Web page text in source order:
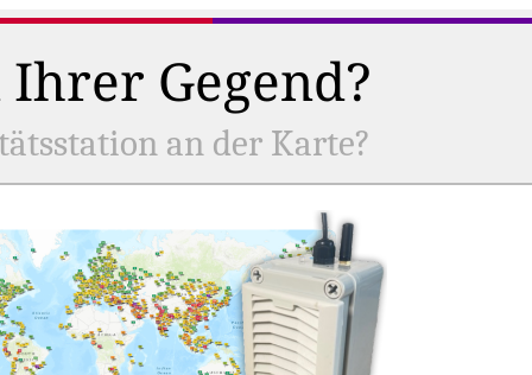
Gegend?
an der Karte?